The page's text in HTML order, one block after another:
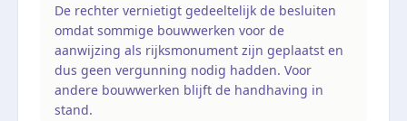
De rechter vernietigt gedeeltelijk de besluiten
omdat sommige bouwwerken voor de
aanwijzing als rijksmonument zijn geplaatst en
dus geen vergunning nodig hadden. Voor
andere bouwwerken blijft de handhaving in
stand.